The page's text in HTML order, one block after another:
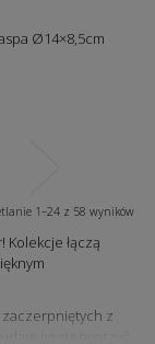
Ø14×8,5cm
1–24 z 58 wyników
Kolekcje łączą
zaczerpniętych z
im się tworzyć,